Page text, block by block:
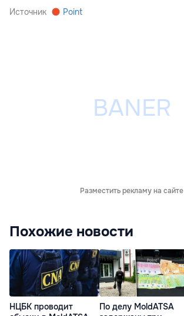
Источник Point
Разместить рекламу на сайте
Похожие новости
НЦБК проводит
По делу MoldATSA